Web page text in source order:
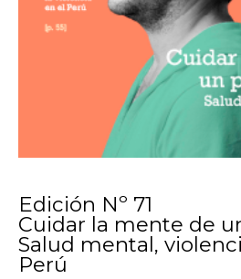
Edición Nº 71
Cuidar la mente de
Salud mental,
Perú